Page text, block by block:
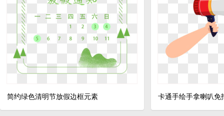
简约绿色清明节放假边框元素 卡通手绘手拿喇叭免